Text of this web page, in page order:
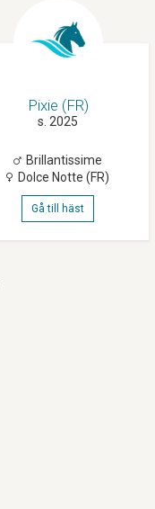
Pixie (FR)
s. 2025
Brillantissime
Dolce Notte (FR)
Gå till häst